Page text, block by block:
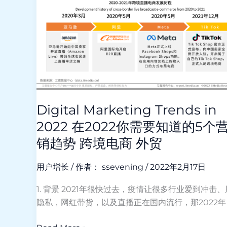
Digital Marketing Trends in
2022 在2022你需要知道的5个
销趋势 跨境电商 外贸
用户增长 / 作者： ssevening /2022年2月17日
1. 背景 2021年很快过去，疫情让很多行业爱到冲击、
隐私，网红带货，以及直播正在国内流行，那2022
要
知
道
5
个
销
趋
势
境